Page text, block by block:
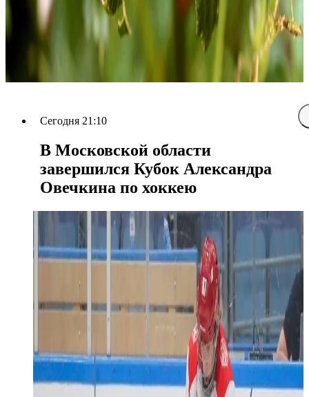
Сегодня 21:10
В Московской области
завершился Кубок Александра
Овечкина по хоккею